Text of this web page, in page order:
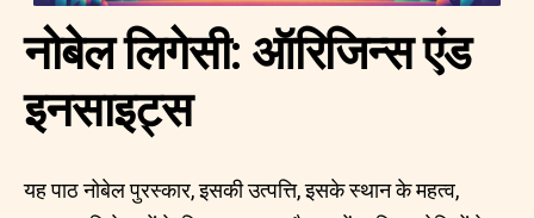
नोबेल लिगेसी: ऑरिजिन्स एंड
इनसाइट्स
यह पाठ नोबेल पुरस्कार, इसकी उत्पत्ति, इसके स्थान के महत्व,